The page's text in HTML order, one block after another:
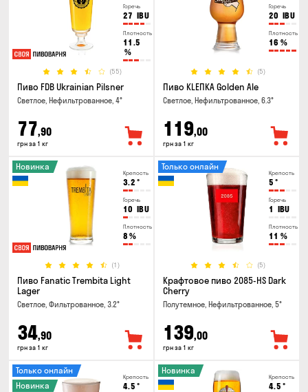
Горечь
27 IBU
Плотность
11.5
%
(55)
Пиво FDB Ukrainian Pilsner
Светлое, Нефильтрованное, 4°
77,90
грн за 1 кг
Горечь
20 IBU
Плотность
16 %
(5)
Пиво KLEПКА Golden Ale
Светлое, Нефильтрованное, 6.3°
119,00
грн за 1 кг
Крепость
3.2 °
Горечь
10 IBU
Плотность
8 %
(1)
Новинка
Пиво Fanatic Trembita Light
Lager
Светлое, Фильтрованное, 3.2°
34,90
грн за 1 кг
Крепость
5 °
Горечь
1 IBU
Плотность
11 %
(5)
Только онлайн
Крафтовое пиво 2085-HS Dark
Cherry
Полутемное, Нефильтрованное, 5°
139,00
грн за 1 кг
Крепость
4.5 °
Только онлайн
Новинка
Крепость
4.5 °
Новинка